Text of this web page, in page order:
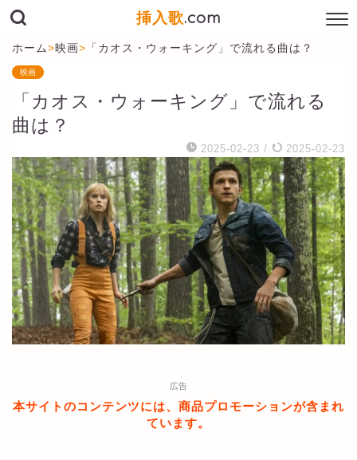
挿入歌.com
ホーム>映画> 「カオス・ウォーキング」で流れる曲は？
映画
「カオス・ウォーキング」で流れる
曲は？
2025-02-23 / 2025-02-23
広告
本サイトのコンテンツには、商品プロモーションが含まれ
ています。